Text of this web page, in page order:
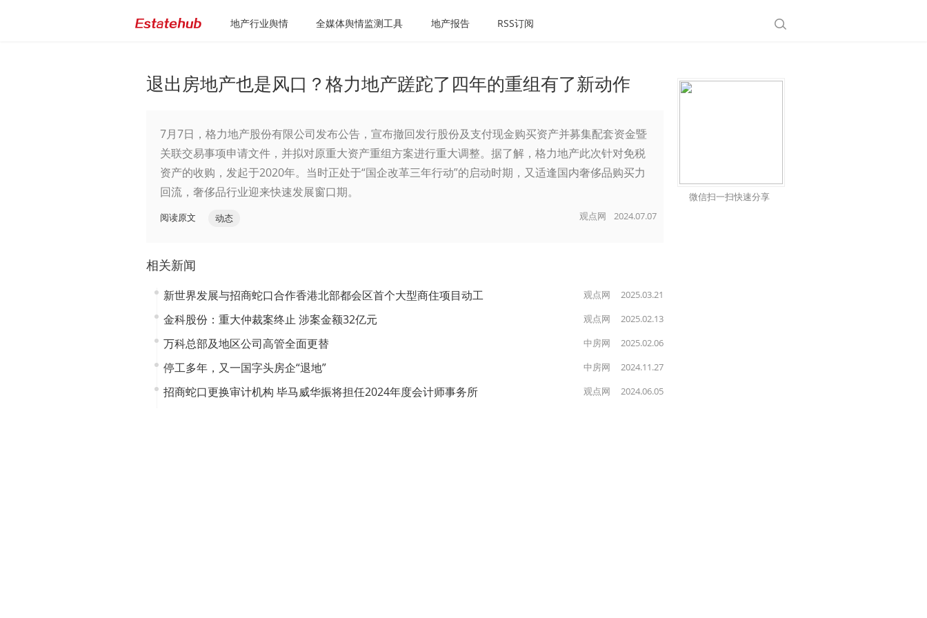
地产行业舆情 全媒体舆情监测工具 地产报告 RSS订阅
微信扫一扫快速分享
退出房地产也是风口？格力地产蹉跎了四年的重组有了新动作
7月7日，格力地产股份有限公司发布公告，宣布撤回发行股份及支付现金购买资产并募集配套资金暨
关联交易事项申请文件，并拟对原重大资产重组方案进行重大调整。据了解，格力地产此次针对免税
资产的收购，发起于2020年。当时正处于“国企改革三年行动”的启动时期，又适逢国内奢侈品购买力
回流，奢侈品行业迎来快速发展窗口期。
阅读原文 动态 观点网 2024.07.07
相关新闻
新世界发展与招商蛇口合作香港北部都会区首个大型商住项目动工 观点网 2025.03.21
金科股份：重大仲裁案终止 涉案金额32亿元 观点网 2025.02.13
万科总部及地区公司高管全面更替 中房网 2025.02.06
停工多年，又一国字头房企“退地” 中房网 2024.11.27
招商蛇口更换审计机构 毕马威华振将担任2024年度会计师事务所 观点网 2024.06.05